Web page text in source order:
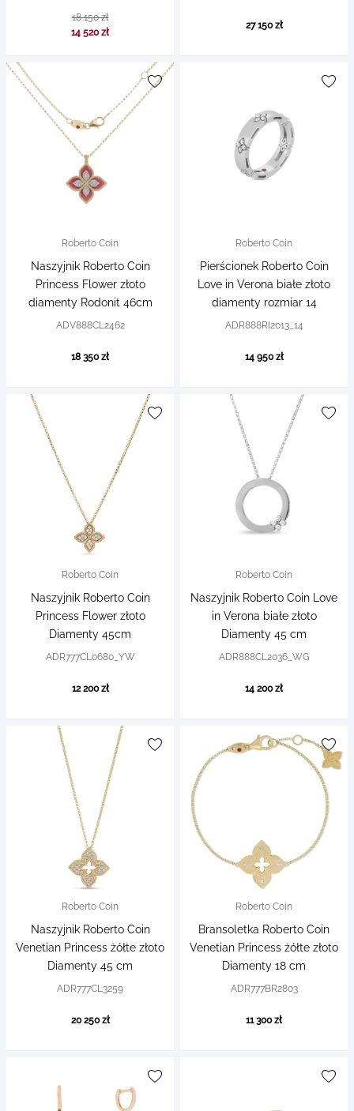
18 150 zł
14 520 zł
27 150 zł
Roberto Coin
Naszyjnik Roberto Coin
Princess Flower złoto
diamenty Rodonit 46cm
ADV888CL2462
18 350 zł
Roberto Coin
Pierścionek Roberto Coin
Love in Verona białe złoto
diamenty rozmiar 14
ADR888RI2013_14
14 950 zł
Roberto Coin
Naszyjnik Roberto Coin
Princess Flower złoto
Diamenty 45cm
ADR777CL0680_YW
12 200 zł
Roberto Coin
Naszyjnik Roberto Coin Love
in Verona białe złoto
Diamenty 45 cm
ADR888CL2036_WG
14 200 zł
Roberto Coin
Naszyjnik Roberto Coin
Venetian Princess żółte złoto
Diamenty 45 cm
ADR777CL3259
20 250 zł
Roberto Coin
Bransoletka Roberto Coin
Venetian Princess żółte złoto
Diamenty 18 cm
ADR777BR2803
11 300 zł